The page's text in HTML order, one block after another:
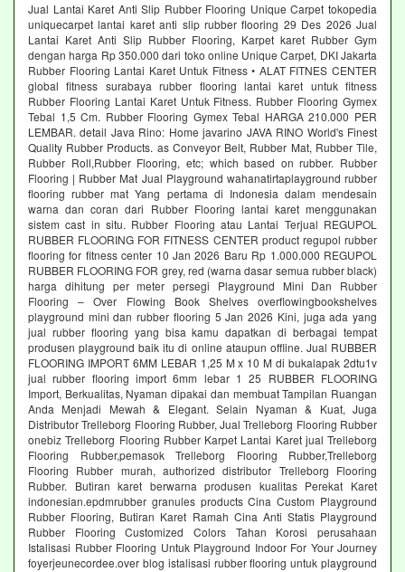
Jual Lantai Karet Anti Slip Rubber Flooring Unique Carpet tokopedia
uniquecarpet lantai karet anti slip rubber flooring 29 Des 2026 Jual
Lantai Karet Anti Slip Rubber Flooring, Karpet karet Rubber Gym
dengan harga Rp 350.000 dari toko online Unique Carpet, DKI Jakarta
Rubber Flooring Lantai Karet Untuk Fitness • ALAT FITNES CENTER
global fitness surabaya rubber flooring lantai karet untuk fitness
Rubber Flooring Lantai Karet Untuk Fitness. Rubber Flooring Gymex
Tebal 1,5 Cm. Rubber Flooring Gymex Tebal HARGA 210.000 PER
LEMBAR. detail Java Rino: Home javarino JAVA RINO World's Finest
Quality Rubber Products. as Conveyor Belt, Rubber Mat, Rubber Tile,
Rubber Roll,Rubber Flooring, etc; which based on rubber. Rubber
Flooring | Rubber Mat Jual Playground wahanatirtaplayground rubber
flooring rubber mat Yang pertama di Indonesia dalam mendesain
warna dan coran dari Rubber Flooring lantai karet menggunakan
sistem cast in situ. Rubber Flooring atau Lantai Terjual REGUPOL
RUBBER FLOORING FOR FITNESS CENTER product regupol rubber
flooring for fitness center 10 Jan 2026 Baru Rp 1.000.000 REGUPOL
RUBBER FLOORING FOR grey, red (warna dasar semua rubber black)
harga dihitung per meter persegi Playground Mini Dan Rubber
Flooring – Over Flowing Book Shelves overflowingbookshelves
playground mini dan rubber flooring 5 Jan 2026 Kini, juga ada yang
jual rubber flooring yang bisa kamu dapatkan di berbagai tempat
produsen playground baik itu di online ataupun offline. Jual RUBBER
FLOORING IMPORT 6MM LEBAR 1,25 M x 10 M di bukalapak 2dtu1v
jual rubber flooring import 6mm lebar 1 25 RUBBER FLOORING
Import, Berkualitas, Nyaman dipakai dan membuat Tampilan Ruangan
Anda Menjadi Mewah & Elegant. Selain Nyaman & Kuat, Juga
Distributor Trelleborg Flooring Rubber, Jual Trelleborg Flooring Rubber
onebiz Trelleborg Flooring Rubber Karpet Lantai Karet jual Trelleborg
Flooring Rubber,pemasok Trelleborg Flooring Rubber,Trelleborg
Flooring Rubber murah, authorized distributor Trelleborg Flooring
Rubber. Butiran karet berwarna produsen kualitas Perekat Karet
indonesian.epdmrubber granules products Cina Custom Playground
Rubber Flooring, Butiran Karet Ramah Cina Anti Statis Playground
Rubber Flooring Customized Colors Tahan Korosi perusahaan
Istalisasi Rubber Flooring Untuk Playground Indoor For Your Journey
foyerjeunecordee.over blog istalisasi rubber flooring untuk playground